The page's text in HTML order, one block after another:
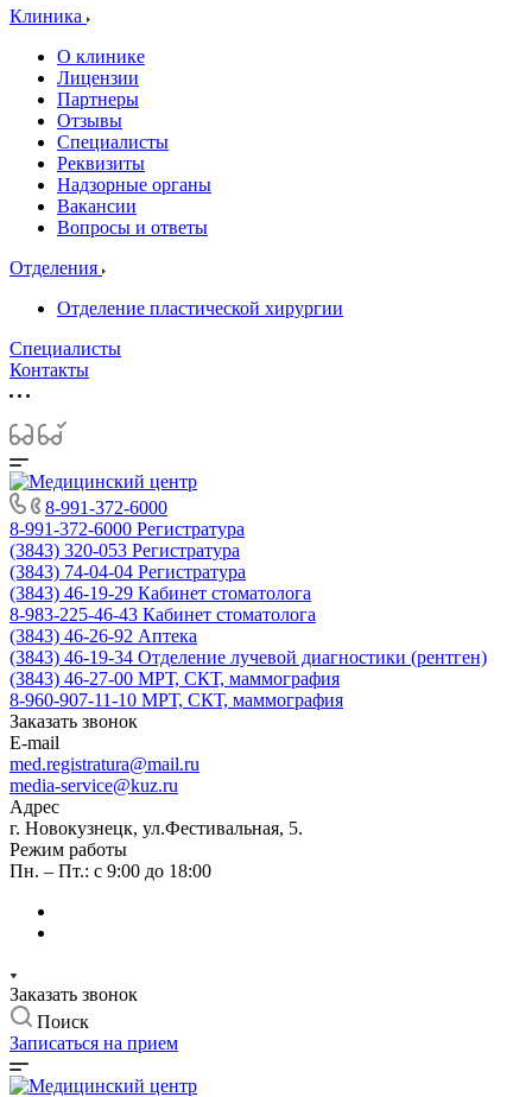
Клиника
О клинике
Лицензии
Партнеры
Отзывы
Специалисты
Реквизиты
Надзорные органы
Вакансии
Вопросы и ответы
Отделения
Отделение пластической хирургии
Специалисты
Контакты
8-991-372-6000
8-991-372-6000 Регистратура
(3843) 320-053 Регистратура
(3843) 74-04-04 Регистратура
(3843) 46-19-29 Кабинет стоматолога
8-983-225-46-43 Кабинет стоматолога
(3843) 46-26-92 Аптека
(3843) 46-19-34 Отделение лучевой диагностики (рентген)
(3843) 46-27-00 МРТ, СКТ, маммография
8-960-907-11-10 МРТ, СКТ, маммография
Заказать звонок
E-mail
med.registratura@mail.ru
media-service@kuz.ru
Адрес
г. Новокузнецк, ул.Фестивальная, 5.
Режим работы
Пн. – Пт.: с 9:00 до 18:00
Заказать звонок
Поиск
Записаться на прием